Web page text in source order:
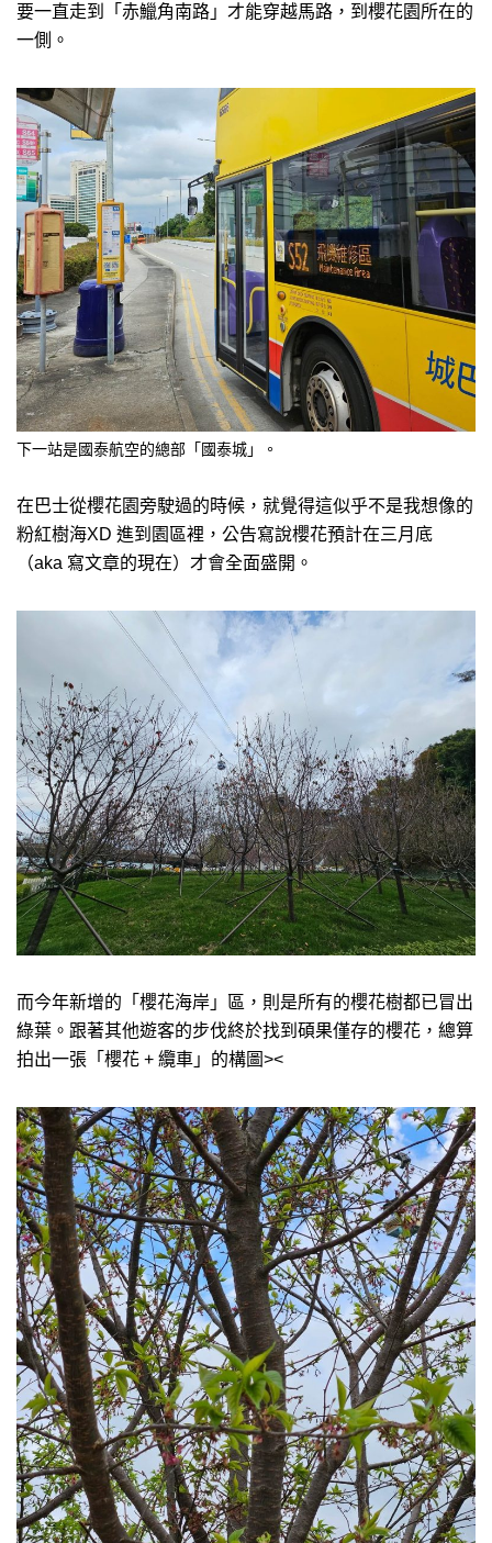
要一直走到「赤鱲角南路」才能穿越馬路，到櫻花園所在的
一側。
下一站是國泰航空的總部「國泰城」。
在巴士從櫻花園旁駛過的時候，就覺得這似乎不是我想像的
粉紅樹海XD 進到園區裡，公告寫說櫻花預計在三月底
（aka 寫文章的現在）才會全面盛開。
而今年新增的「櫻花海岸」區，則是所有的櫻花樹都已冒出
綠葉。跟著其他遊客的步伐終於找到碩果僅存的櫻花，總算
拍出一張「櫻花 + 纜車」的構圖><